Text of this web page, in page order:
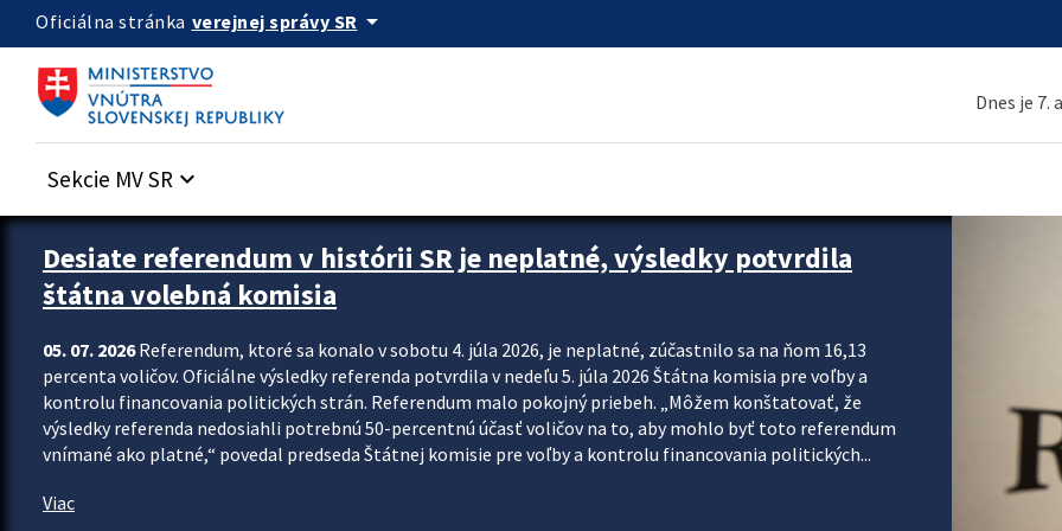
Preskocit na hlavný obsah
Oficiálna stránka verejnej správy SR arrow_drop_down
Dnes je 7.
Sekcie MV SR keyboard_arrow_down
Zastavit automatický posun upútavok
Desiate referendum v histórii SR je neplatné, výsledky potvrdila
štátna volebná komisia
05. 07. 2026Referendum, ktoré sa konalo v sobotu 4. júla 2026, je neplatné, zúčastnilo sa na ňom 16,13
percenta voličov. Oficiálne výsledky referenda potvrdila v nedeľu 5. júla 2026 Štátna komisia pre voľby a
kontrolu financovania politických strán. Referendum malo pokojný priebeh. „Môžem konštatovať, že
výsledky referenda nedosiahli potrebnú 50-percentnú účasť voličov na to, aby mohlo byť toto referendum
vnímané ako platné,“ povedal predseda Štátnej komisie pre voľby a kontrolu financovania politických...
Viac